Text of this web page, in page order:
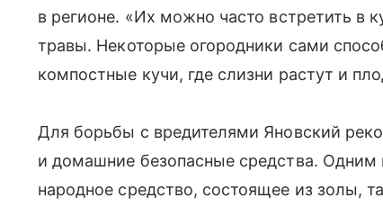
в регионе. «Их можно часто встретить в
травы. Некоторые огородники сами
компостные кучи, где слизни растут и
Для борьбы с вредителями Яновский
и домашние безопасные средства.
народное средство, состоящее из золы,